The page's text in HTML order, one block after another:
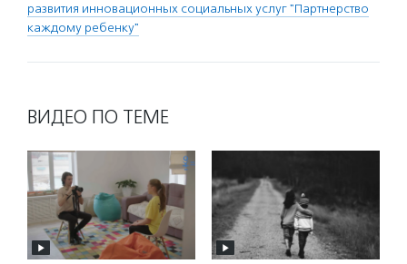
развития инновационных социальных услуг "Партнерство
каждому ребенку"
ВИДЕО ПО ТЕМЕ